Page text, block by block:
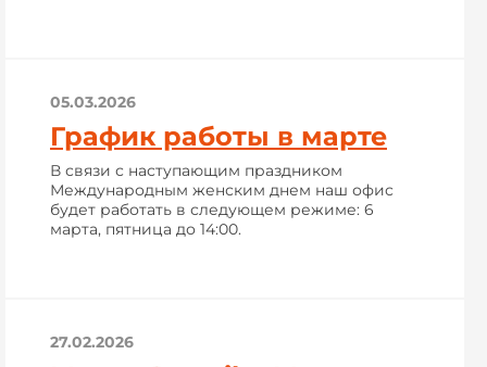
05.03.2026
График работы в марте
В связи с наступающим праздником
Международным женским днем наш офис
будет работать в следующем режиме: 6
марта, пятница до 14:00.
27.02.2026